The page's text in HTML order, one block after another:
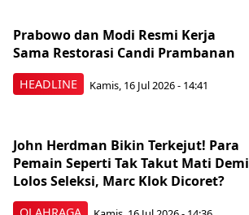
HEADLINE
Prabowo dan Modi Resmi Kerja
Sama Restorasi Candi Prambanan
Kamis, 16 Jul 2026 - 14:41
John Herdman Bikin Terkejut! Para
Pemain Seperti Tak Takut Mati Demi
Lolos Seleksi, Marc Klok Dicoret?